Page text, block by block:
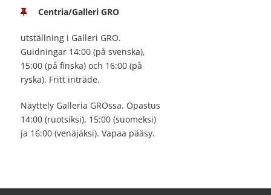
Centria/Galleri GRO
utställning i Galleri GRO.
Guidningar 14:00 (på svenska),
15:00 (på finska) och 16:00 (på
ryska). Fritt inträde.
Näyttely Galleria GROssa. Opastus
14:00 (ruotsiksi), 15:00 (suomeksi)
ja 16:00 (venäjäksi). Vapaa pääsy.